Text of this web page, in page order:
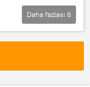
Daha fazlası 6